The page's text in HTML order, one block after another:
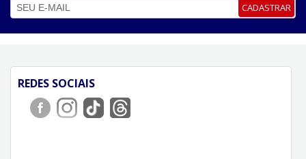
CADASTRAR
REDES SOCIAIS